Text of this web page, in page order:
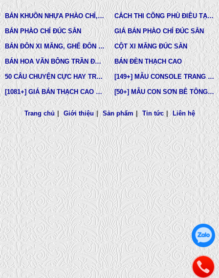
BÁN KHUÔN NHỰA PHÀO CHỈ, ĐẤU CỘT CỔ ĐIỂN CÁCH THI CÔNG PHÙ ĐIÊU TẠI TPHCM
BÁN PHÀO CHỈ ĐÚC SẴN GIÁ BÁN PHÀO CHỈ ĐÚC SẴN
BÁN ĐÔN XI MĂNG, GHẾ ĐÔN XI MĂNG CỘT XI MĂNG ĐÚC SẴN
BÁN HOA VĂN BÔNG TRẦN ĐÚC SẴN BÁN ĐÈN THẠCH CAO
50 CÂU CHUYỆN CỰC HAY TRÊN INTERNET [149+] MẪU CONSOLE TRANG TRÍ NGOÀI TRỜI
[1081+] GIÁ BÁN THẠCH CAO PHÀO CHỈ, PHÙ ĐIÊU, ĐẦU CỘT TÂN CỔ ĐIỂN [50+] MẪU CON SƠN BÊ TÔNG, CON BỌ ĐỠ CỬA SỔ,GỐI ĐÀ, GÁC MÁI CHỮ A
Trang chủ | Giới thiệu Sản phẩm | Tin tức | Liên hệ